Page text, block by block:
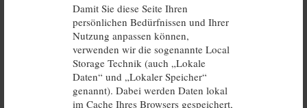
Damit Sie diese Seite Ihren
persönlichen Bedürfnissen und Ihrer
Nutzung anpassen können,
verwenden wir die sogenannte Local
Storage Technik (auch „Lokale
Daten“ und „Lokaler Speicher“
genannt). Dabei werden Daten lokal
im Cache Ihres Browsers gespeichert,